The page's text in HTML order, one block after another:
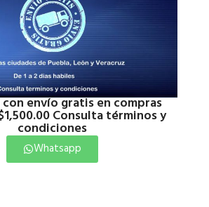
envío gratis en compras
Consulta términos y
condiciones
Whatsapp